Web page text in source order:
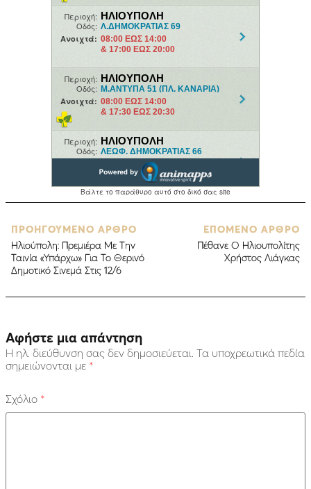
ΠΡΟΗΓΟΥΜΕΝΟ ΑΡΘΡΟ
Ηλιούπολη: Πρεμιέρα Με Την
Ταινία «Υπάρχω» Για Το Θερινό
Δημοτικό Σινεμά Στις 12/6
ΕΠΟΜΕΝΟ ΑΡΘΡΟ
Πέθανε Ο Ηλιουπολίτης
Χρήστος Λιάγκας
Αφήστε μια απάντηση
Η ηλ. διεύθυνση σας δεν δημοσιεύεται. Τα υποχρεωτικά πεδία
σημειώνονται με *
Σχόλιο *